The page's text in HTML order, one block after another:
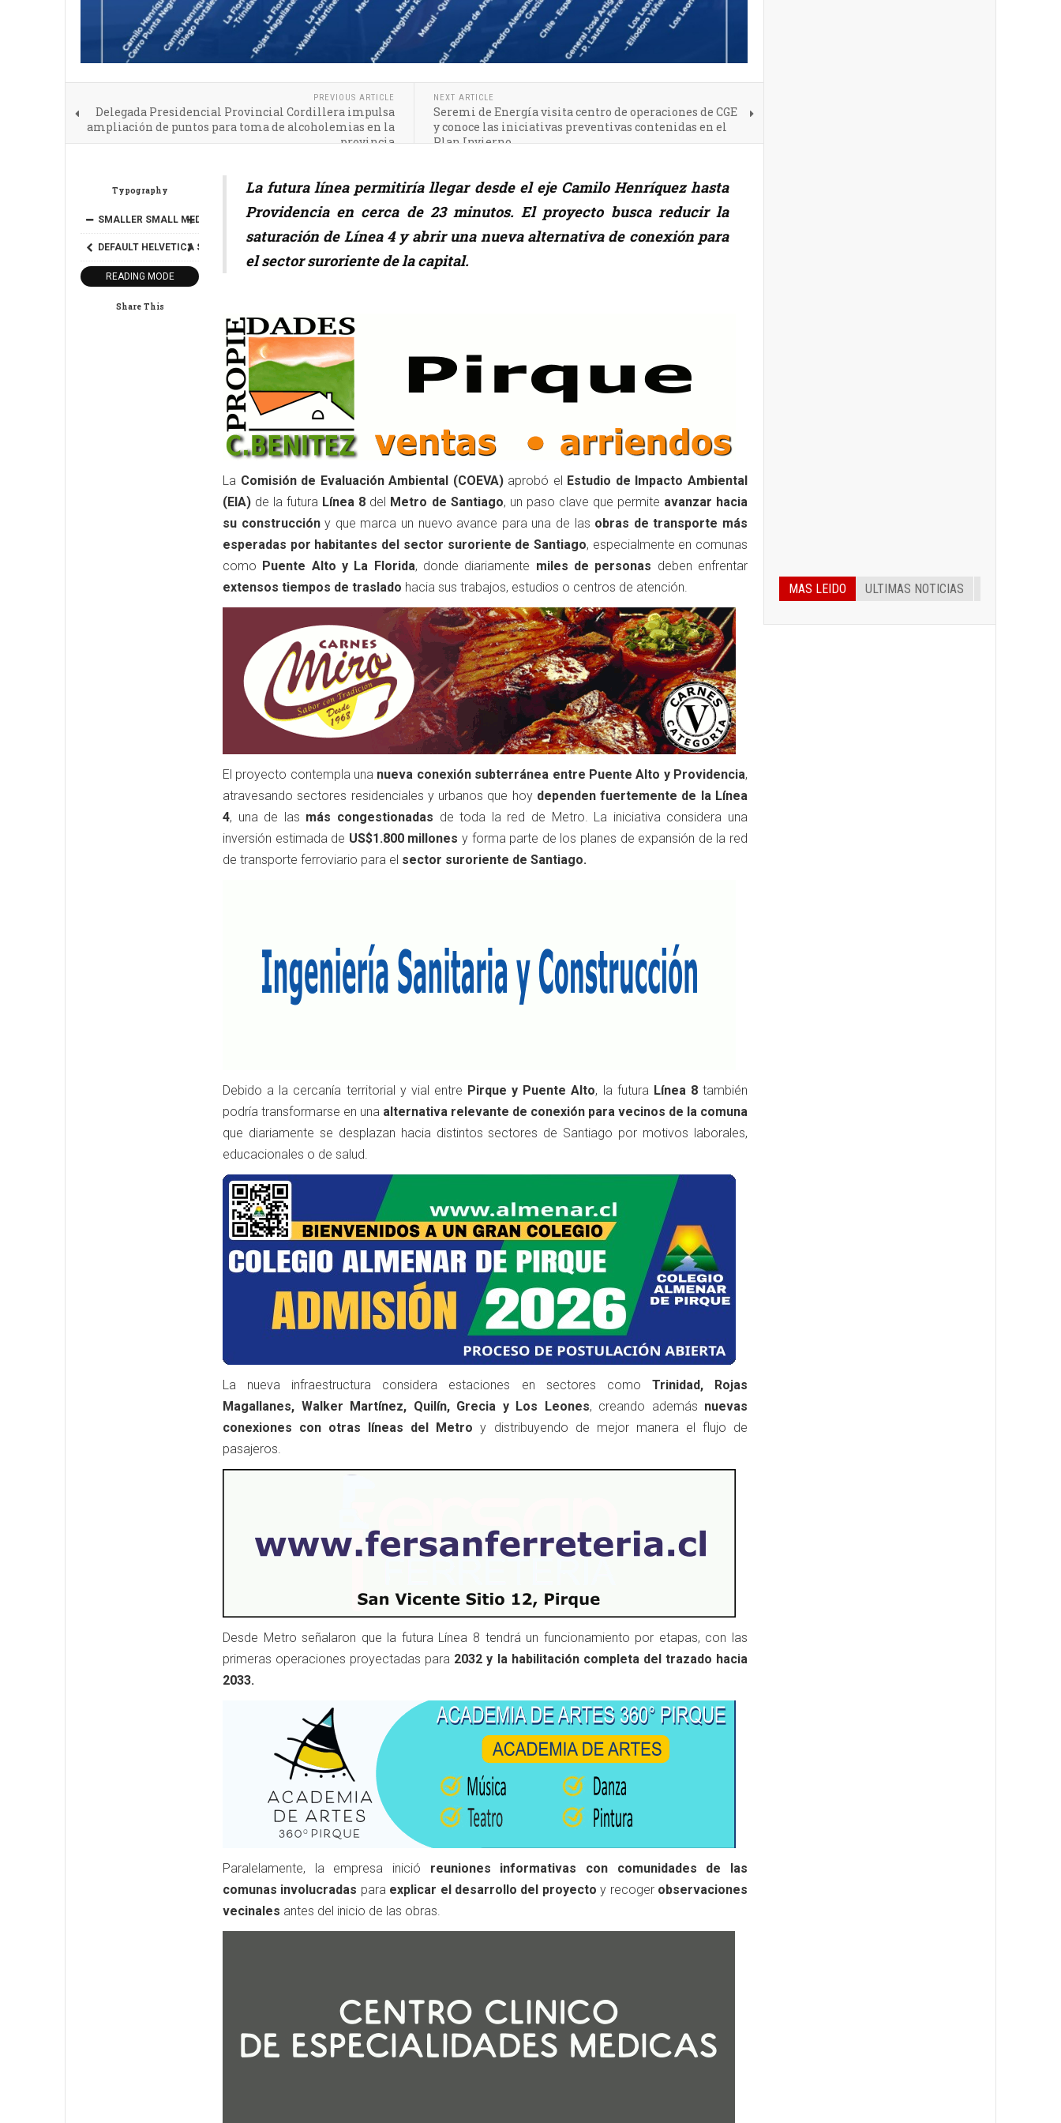
PREVIOUS ARTICLE
Delegada Presidencial Provincial Cordillera impulsa
ampliación de puntos para toma de alcoholemias en la
provincia
NEXT ARTICLE
Seremi de Energía visita centro de operaciones de CGE
y conoce las iniciativas preventivas contenidas en el
Plan Invierno
Typography
SMALLER SMALL MEDIUM BIGGER
DEFAULT HELVETICA SEGOE
READING MODE
Share This
La futura línea permitiría llegar desde el eje Camilo Henríquez hasta
Providencia en cerca de 23 minutos. El proyecto busca reducir la
saturación de Línea 4 y abrir una nueva alternativa de conexión para
el sector suroriente de la capital.
La Comisión de Evaluación Ambiental (COEVA)aprobó el Estudio de Impacto Ambiental
(EIA) de la futura Línea 8 del Metro de Santiago, un paso clave que permite avanzar hacia
su construccióny que marca un nuevo avance para una de las obras de transporte más
esperadas por habitantes del sector suroriente de Santiago, especialmente en comunas
como Puente Alto y La Florida, donde diariamente miles de personas deben enfrentar
extensos tiempos de traslado hacia sus trabajos, estudios o centros de atención.
El proyecto contempla una nueva conexión subterránea entre Puente Alto y Providencia,
atravesando sectores residenciales y urbanos que hoy dependen fuertemente de la Línea
4, una de las más congestionadas de toda la red de Metro. La iniciativa considera una
inversión estimada de US$1.800 millones y forma parte de los planes de expansión de la red
de transporte ferroviario para el sector suroriente de Santiago.
Debido a la cercanía territorial y vial entre Pirque y Puente Alto, la futura Línea 8también
podría transformarse en una alternativa relevante de conexión para vecinos de la comuna
que diariamente se desplazan hacia distintos sectores de Santiago por motivos laborales,
educacionales o de salud.
La nueva infraestructura considera estaciones en sectores como Trinidad, Rojas
Magallanes, Walker Martínez, Quilín, Grecia y Los Leones, creando además nuevas
conexiones con otras líneas del Metro y distribuyendo de mejor manera el flujo de
pasajeros.
Desde Metro señalaron que la futura Línea 8 tendrá un funcionamiento por etapas, con las
primeras operaciones proyectadas para 2032 y la habilitación completa del trazado hacia
2033.
Paralelamente, la empresa inició reuniones informativas con comunidades de las
comunas involucradas para explicar el desarrollo del proyecto y recoger observaciones
vecinales antes del inicio de las obras.
MAS LEIDO ULTIMAS NOTICIAS